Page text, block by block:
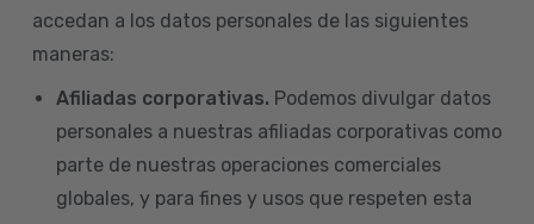
accedan a los datos personales de las siguientes
maneras:
Afiliadas corporativas. Podemos divulgar datos
personales a nuestras afiliadas corporativas como
parte de nuestras operaciones comerciales
globales, y para fines y usos que respeten esta